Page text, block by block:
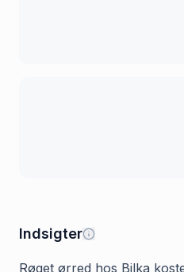
Indsigter
Røget ørred hos Bilka